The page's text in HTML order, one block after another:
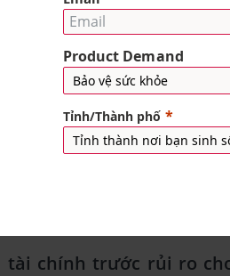
cơ sở y tế tốt nhất.
tài chính cho học vấn
được số tiền đáo hạn
cho con để chi trả
có điều kiện tốt, du học.
tại đến thời điểm con
khoản tiền này là cần
tài chính trước rủi ro